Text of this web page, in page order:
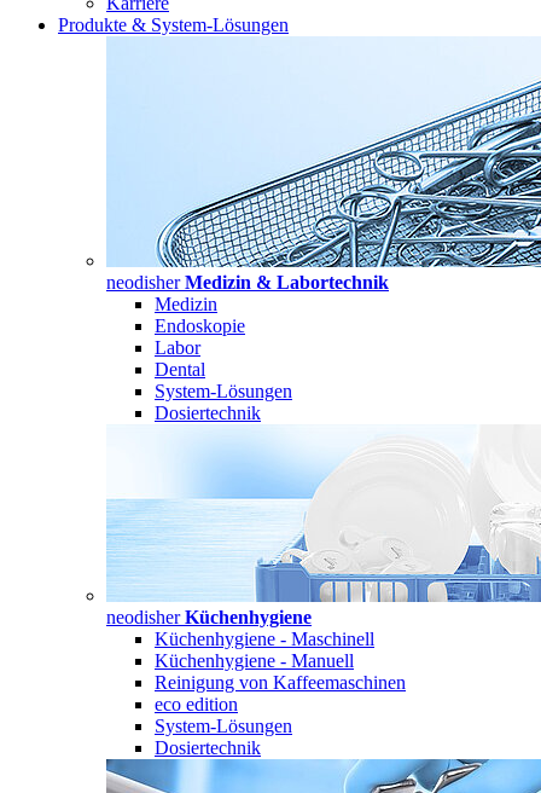
Produkte & System-Lösungen
neodisherMedizin & Labortechnik
Medizin
Endoskopie
Labor
Dental
System-Lösungen
Dosiertechnik
neodisherKüchenhygiene
Küchenhygiene - Maschinell
Küchenhygiene - Manuell
Reinigung von Kaffeemaschinen
eco edition
System-Lösungen
Dosiertechnik